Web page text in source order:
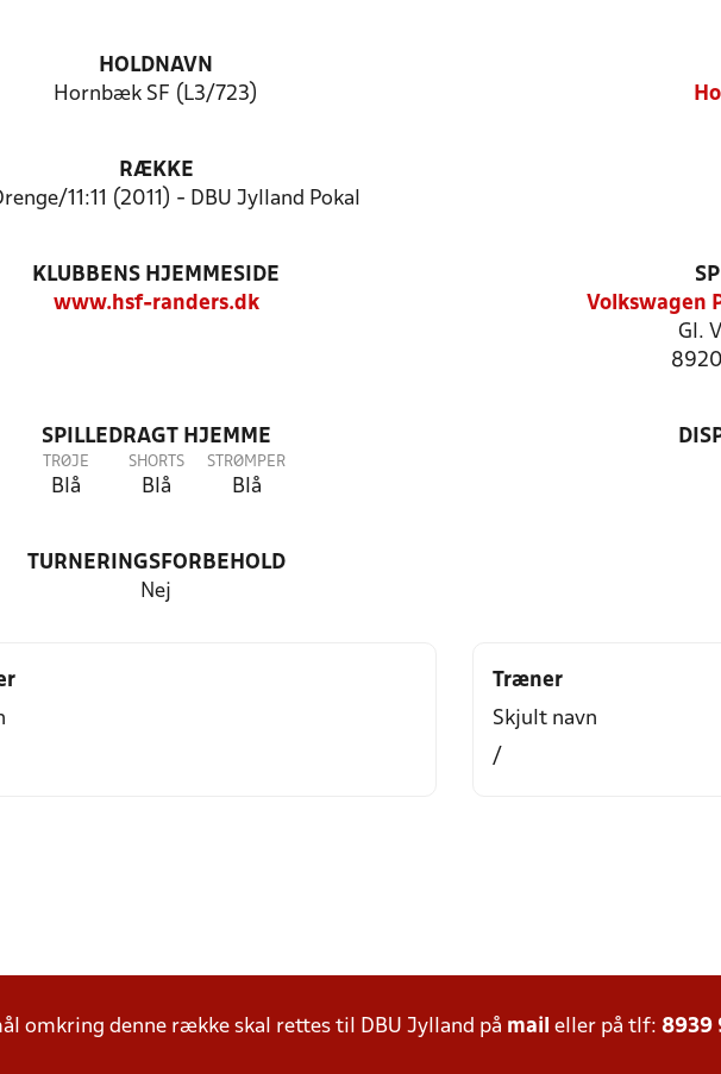
HOLDNAVN
Hornbæk SF (L3/723)
RÆKKE
11:11 (2011) - DBU Jylland Pokal
KLUBBENS HJEMMESIDE
www.hsf-randers.dk
Volkswagen
Gl.
SPILLEDRAGT HJEMME
TRØJE
Blå
SHORTS
Blå
STRØMPER
Blå
TURNERINGSFORBEHOLD
Nej
Træner
Skjult navn
/
omkring denne række skal rettes til DBU Jylland på mail eller på tlf: 8939